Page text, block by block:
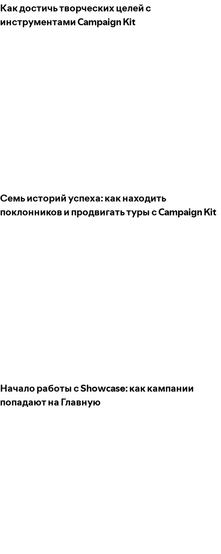
Как достичь творческих целей с
инструментами Campaign Kit
Семь историй успеха: как находить
поклонников и продвигать туры с Campaign Kit
Начало работы с Showcase: как кампании
попадают на Главную